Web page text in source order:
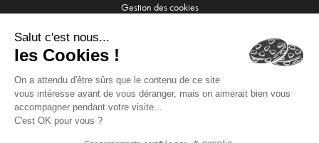
Gestion des cookies
© 2026 Château des Forges